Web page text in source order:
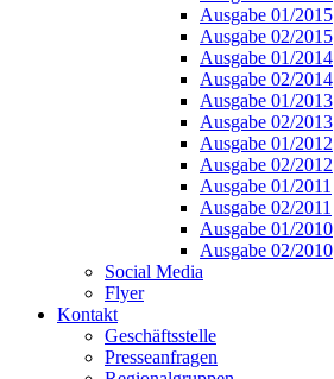
Ausgabe 01/2015
Ausgabe 02/2015
Ausgabe 01/2014
Ausgabe 02/2014
Ausgabe 01/2013
Ausgabe 02/2013
Ausgabe 01/2012
Ausgabe 02/2012
Ausgabe 01/2011
Ausgabe 02/2011
Ausgabe 01/2010
Ausgabe 02/2010
Social Media
Flyer
Kontakt
Geschäftsstelle
Presseanfragen